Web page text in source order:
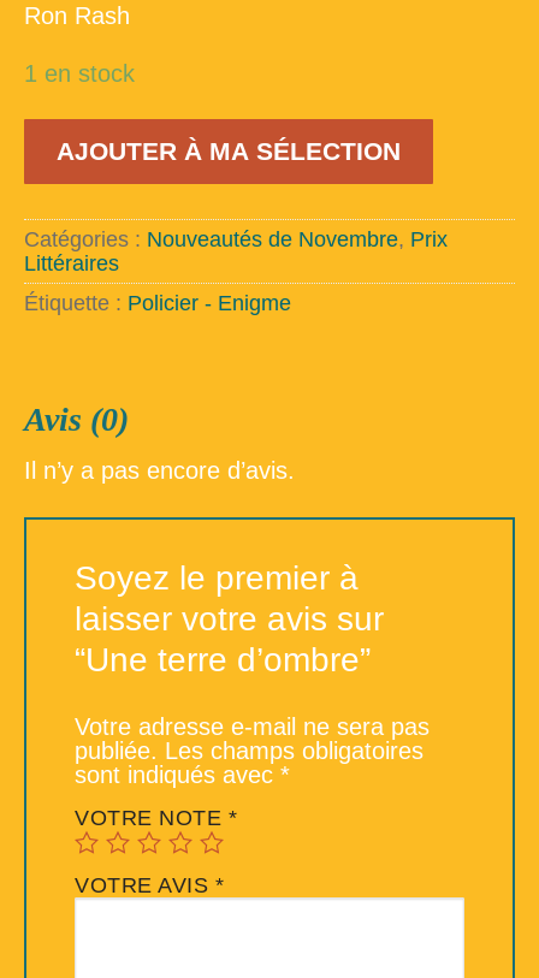
Ron Rash
1 en stock
Une
d'ombre
AJOUTER À MA SÉLECTION
Catégories : Nouveautés de Novembre, Prix
Littéraires
Étiquette : Policier - Enigme
Avis (0)
Il n’y a pas encore d’avis.
Soyez le premier à
laisser votre avis sur
“Une terre d’ombre”
Votre adresse e-mail ne sera pas
publiée. Les champs obligatoires
sont indiqués avec *
VOTRE NOTE *
VOTRE AVIS *